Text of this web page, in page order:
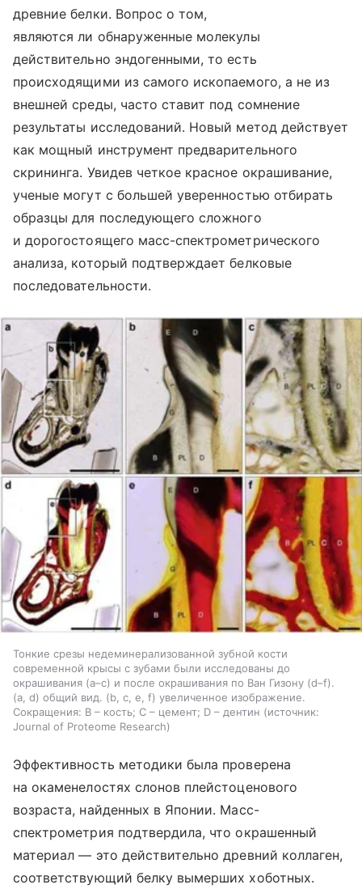
древние белки. Вопрос о том,
являются ли обнаруженные молекулы
действительно эндогенными, то есть
происходящими из самого ископаемого, а не из
внешней среды, часто ставит под сомнение
результаты исследований. Новый метод действует
как мощный инструмент предварительного
скрининга. Увидев четкое красное окрашивание,
ученые могут с большей уверенностью отбирать
образцы для последующего сложного
и дорогостоящего масс-спектрометрического
анализа, который подтверждает белковые
последовательности.
Тонкие срезы недеминерализованной зубной кости
современной крысы с зубами были исследованы до
окрашивания (a–c) и после окрашивания по Ван Гизону (d–f).
(a, d) общий вид. (b, c, e, f) увеличенное изображение.
Сокращения: B – кость; C – цемент; D – дентин
источник:
Journal of Proteome Research
Эффективность методики была проверена
на окаменелостях слонов плейстоценового
возраста, найденных в Японии. Масс-
спектрометрия подтвердила, что окрашенный
материал — это действительно древний коллаген,
соответствующий белку вымерших хоботных.